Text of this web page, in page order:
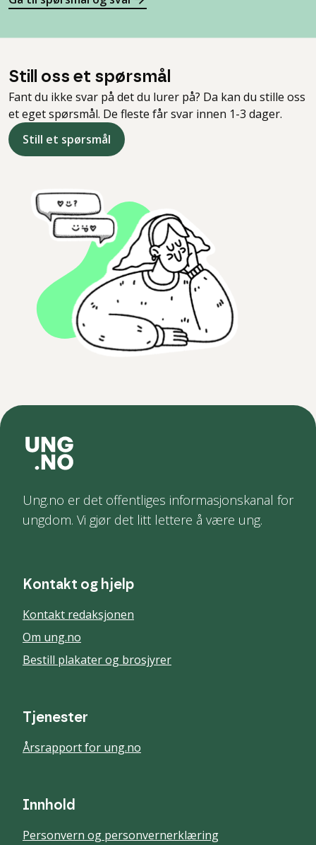
Still oss et spørsmål
Fant du ikke svar på det du lurer på? Da kan du stille oss
et eget spørsmål. De fleste får svar innen 1-3 dager.
Still et spørsmål
Ung.no er det offentliges informasjonskanal for
ungdom. Vi gjør det litt lettere å være ung.
Kontakt og hjelp
Kontakt redaksjonen
Om ung.no
Bestill plakater og brosjyrer
Tjenester
Årsrapport for ung.no
Innhold
Personvern og personvernerklæring